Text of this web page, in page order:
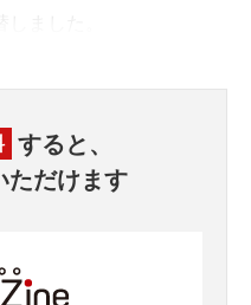
すると、
ただけます